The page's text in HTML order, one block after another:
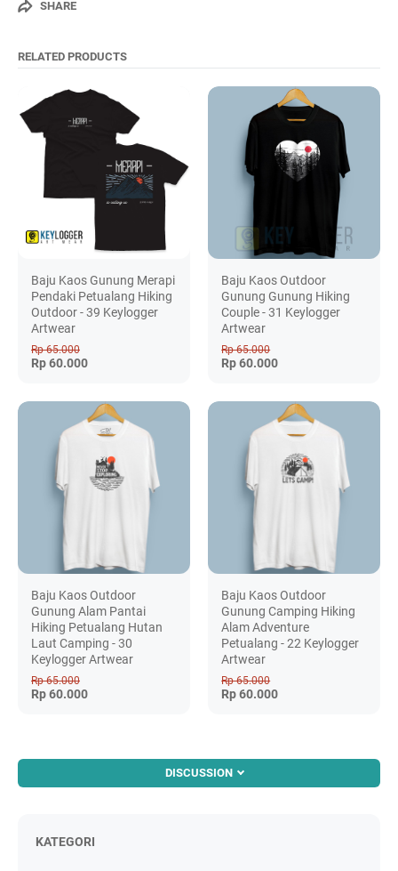
SHARE
RELATED PRODUCTS
Baju Kaos Gunung Merapi
Pendaki Petualang Hiking
Outdoor - 39 Keylogger
Artwear
Rp 65.000
Rp 60.000
Baju Kaos Outdoor
Gunung Gunung Hiking
Couple - 31 Keylogger
Artwear
Rp 65.000
Rp 60.000
Baju Kaos Outdoor
Gunung Alam Pantai
Hiking Petualang Hutan
Laut Camping - 30
Keylogger Artwear
Rp 65.000
Rp 60.000
Baju Kaos Outdoor
Gunung Camping Hiking
Alam Adventure
Petualang - 22 Keylogger
Artwear
Rp 65.000
Rp 60.000
DISCUSSION
KATEGORI